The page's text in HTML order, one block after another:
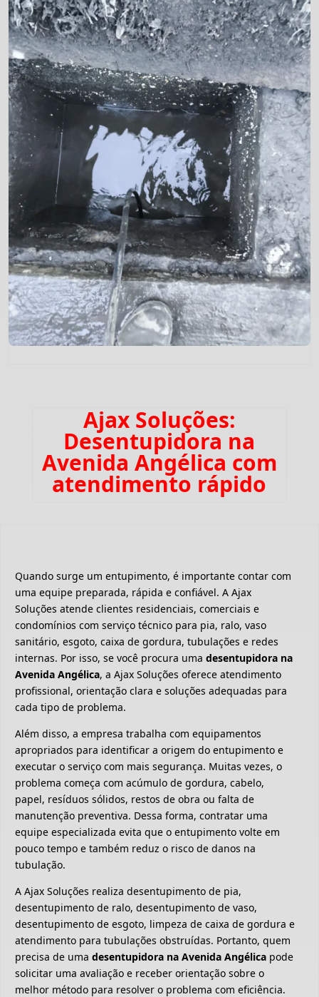
Ajax Soluções:
Desentupidora na
Avenida Angélica com
atendimento rápido
Quando surge um entupimento, é importante contar com
uma equipe preparada, rápida e confiável. A Ajax
Soluções atende clientes residenciais, comerciais e
condomínios com serviço técnico para pia, ralo, vaso
sanitário, esgoto, caixa de gordura, tubulações e redes
internas. Por isso, se você procura uma desentupidora na
Avenida Angélica, a Ajax Soluções oferece atendimento
profissional, orientação clara e soluções adequadas para
cada tipo de problema.
Além disso, a empresa trabalha com equipamentos
apropriados para identificar a origem do entupimento e
executar o serviço com mais segurança. Muitas vezes, o
problema começa com acúmulo de gordura, cabelo,
papel, resíduos sólidos, restos de obra ou falta de
manutenção preventiva. Dessa forma, contratar uma
equipe especializada evita que o entupimento volte em
pouco tempo e também reduz o risco de danos na
tubulação.
A Ajax Soluções realiza desentupimento de pia,
desentupimento de ralo, desentupimento de vaso,
desentupimento de esgoto, limpeza de caixa de gordura e
atendimento para tubulações obstruídas. Portanto, quem
precisa de uma desentupidora na Avenida Angélica pode
solicitar uma avaliação e receber orientação sobre o
melhor método para resolver o problema com eficiência.